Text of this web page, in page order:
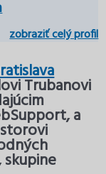
zobraziť celý profil
Trubanovi
a